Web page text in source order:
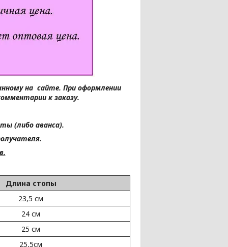
на сайте. При оформлении
к заказу.
(либо аванса).
Длина стопы
23,5 см
24 см
25 см
25,5см